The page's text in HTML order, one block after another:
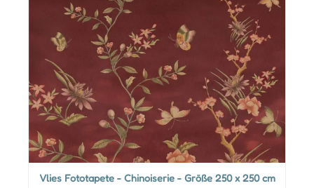
Vlies Fototapete - Chinoiserie - Größe 250 x 250 cm